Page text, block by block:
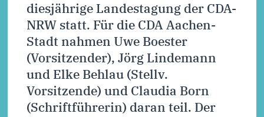
diesjährige Landestagung der CDA-
NRW statt. Für die CDA Aachen-
Stadt nahmen Uwe Boester
(Vorsitzender), Jörg Lindemann
und Elke Behlau (Stellv.
Vorsitzende) und Claudia Born
(Schriftführerin) daran teil. Der